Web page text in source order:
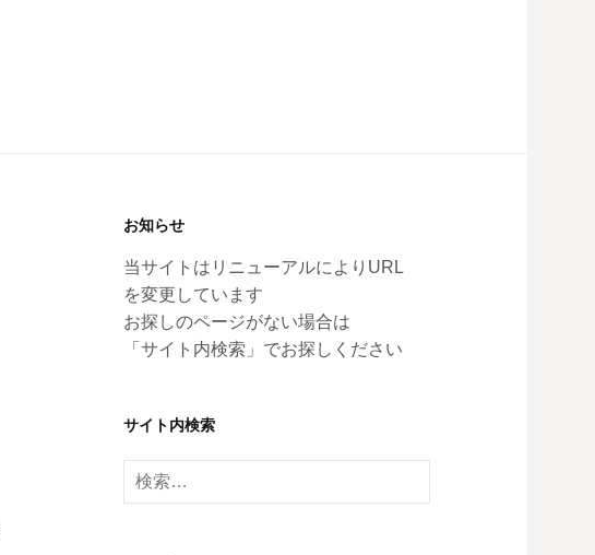
お知らせ
当サイトはリニューアルによりURL
を変更しています
お探しのページがない場合は
「サイト内検索」でお探しください
サイト内検索
検
索: